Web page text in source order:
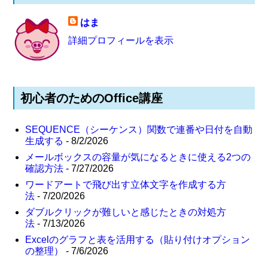
はま
詳細プロフィールを表示
初心者のためのOffice講座
SEQUENCE（シーケンス）関数で連番や日付を自動
生成する - 8/2/2026
メールボックスの容量が気になるときに使える2つの
確認方法 - 7/27/2026
ワードアートで飛び出す立体文字を作成する方
法 - 7/20/2026
ダブルクリックが難しいと感じたときの対処方
法 - 7/13/2026
Excelのグラフと表を活用する（貼り付けオプション
の整理）
- 7/6/2026